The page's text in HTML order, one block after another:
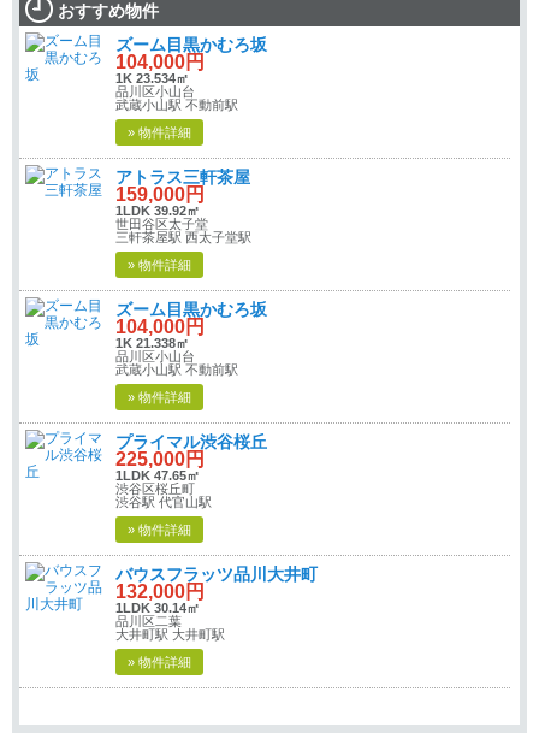
おすすめ物件
ズーム目黒かむろ坂
104,000円
1K 23.534㎡
品川区小山台
武蔵小山駅 不動前駅
» 物件詳細
アトラス三軒茶屋
159,000円
1LDK 39.92㎡
世田谷区太子堂
三軒茶屋駅 西太子堂駅
» 物件詳細
ズーム目黒かむろ坂
104,000円
1K 21.338㎡
品川区小山台
武蔵小山駅 不動前駅
» 物件詳細
プライマル渋谷桜丘
225,000円
1LDK 47.65㎡
渋谷区桜丘町
渋谷駅 代官山駅
» 物件詳細
バウスフラッツ品川大井町
132,000円
1LDK 30.14㎡
品川区二葉
大井町駅 大井町駅
» 物件詳細